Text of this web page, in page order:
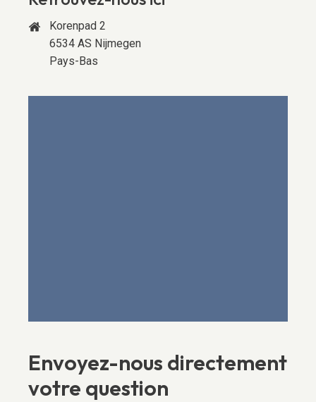
Korenpad 2
6534 AS Nijmegen
Pays-Bas
Envoyez-nous directement
votre question